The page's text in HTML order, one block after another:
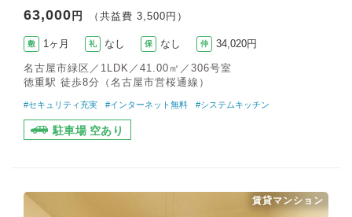
63,000 円 （共益費 3,500円）
敷 1ヶ月 礼 なし 保 なし 仲 34,020円
名古屋市緑区／1LDK／41.00㎡／306号室
徳重駅 徒歩8分（名古屋市営桜通線）
#セキュリティ充実 #インターネット無料 #システムキッチン
駐車場 空あり
賃貸マンション